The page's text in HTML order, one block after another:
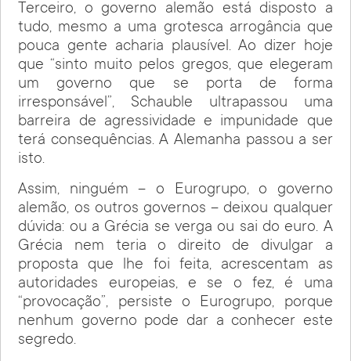
Terceiro, o governo alemão está disposto a
tudo, mesmo a uma grotesca arrogância que
pouca gente acharia plausível. Ao dizer hoje
que “sinto muito pelos gregos, que elegeram
um governo que se porta de forma
irresponsável”, Schauble ultrapassou uma
barreira de agressividade e impunidade que
terá consequências. A Alemanha passou a ser
isto.
Assim, ninguém – o Eurogrupo, o governo
alemão, os outros governos – deixou qualquer
dúvida: ou a Grécia se verga ou sai do euro. A
Grécia nem teria o direito de divulgar a
proposta que lhe foi feita, acrescentam as
autoridades europeias, e se o fez, é uma
“provocação”, persiste o Eurogrupo, porque
nenhum governo pode dar a conhecer este
segredo.